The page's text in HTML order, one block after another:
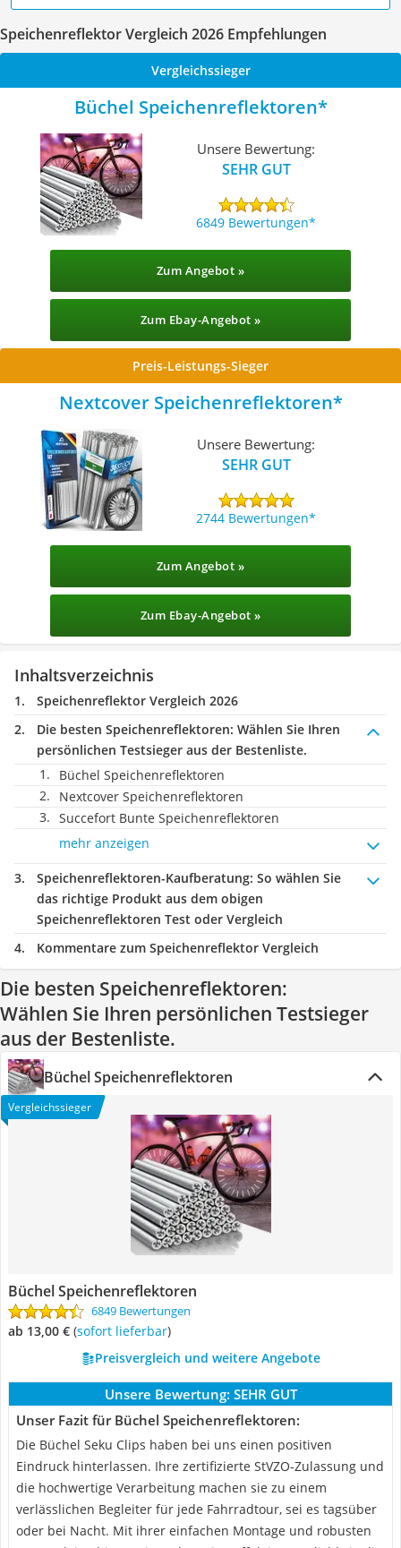
Speichenreflektor Vergleich 2026 Empfehlungen
Vergleichssieger
Büchel Speichenreflektoren
Unsere Bewertung:
SEHR GUT
6849 Bewertungen
Zum Angebot »
Zum Ebay-Angebot »
Preis-Leistungs-Sieger
Nextcover Speichenreflektoren
Unsere Bewertung:
SEHR GUT
2744 Bewertungen
Zum Angebot »
Zum Ebay-Angebot »
Inhaltsverzeichnis
Speichenreflektor Vergleich 2026
Die besten Speichenreflektoren: Wählen Sie Ihren
persönlichen Testsieger aus der Bestenliste.
Büchel Speichenreflektoren
Nextcover Speichenreflektoren
Succefort Bunte Speichenreflektoren
mehr anzeigen
Speichenreflektoren-Kaufberatung: So wählen Sie
das richtige Produkt aus dem obigen
Speichenreflektoren Test oder Vergleich
Kommentare zum Speichenreflektor Vergleich
Die besten Speichenreflektoren:
Wählen Sie Ihren persönlichen Testsieger
aus der Bestenliste.
Büchel Speichenreflektoren
Vergleichssieger
Büchel Speichenreflektoren
6849 Bewertungen
ab 13,00 € ( Sofort lieferbar)
Preisvergleich und weitere Angebote
Unsere Bewertung: SEHR GUT
Unser Fazit für Büchel Speichenreflektoren:
Die Büchel Seku Clips haben bei uns einen positiven
Eindruck hinterlassen. Ihre zertifizierte StVZO-Zulassung und
die hochwertige Verarbeitung machen sie zu einem
verlässlichen Begleiter für jede Fahrradtour, sei es tagsüber
oder bei Nacht. Mit ihrer einfachen Montage und robusten